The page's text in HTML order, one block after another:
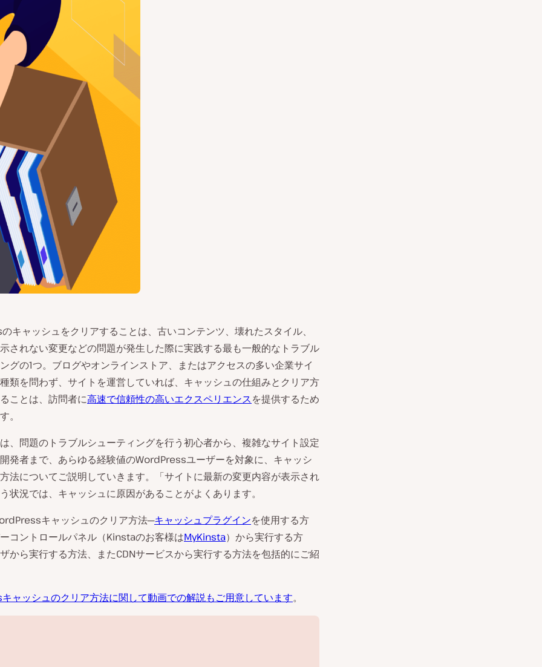
キャッシュをクリアすることは、古いコンテンツ、壊れたスタイル、
されない変更などの問題が発生した際に実践する最も一般的なトラブル
グの1つ。ブログやオンラインストア、またはアクセスの多い企業サイ
類を問わず、サイトを運営していれば、キャッシュの仕組みとクリア方
ことは、訪問者に高速で信頼性の高いエクスペリエンスを提供するため
。
、問題のトラブルシューティングを行う初心者から、複雑なサイト設定
発者まで、あらゆる経験値のWordPressユーザーを対象に、キャッシ
法についてご説明していきます。「サイトに最新の変更内容が表示され
状況では、キャッシュに原因があることがよくあります。
キャッシュのクリア方法─キャッシュプラグインを使用する方
コントロールパネル（Kinstaのお客様はMyKinsta）から実行する方
から実行する方法、またCDNサービスから実行する方法を包括的にご紹
ャッシュのクリア方法に関して動画での解説もご用意しています。